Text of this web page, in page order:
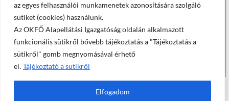
az egyes felhasználói munkamenetek azonosítására szolgáló
sütiket (cookies) használunk.
Az OKFŐ Alapellátási Igazgatóság oldalán alkalmazott
funkcionális sütikről bővebb tájékoztatás a "Tájékoztatás a
sütikről" gomb megnyomásával érhető
el. Tájékoztató a sütikről
Elfogadom
Helyettesítő háziorvosaink